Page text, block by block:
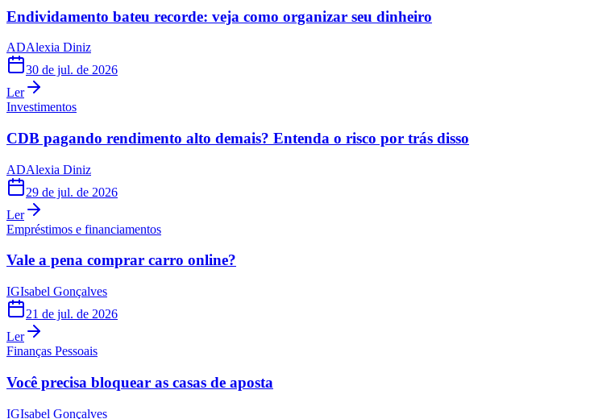
Endividamento bateu recorde: veja como organizar seu dinheiro
ADAlexia Diniz
30 de jul. de 2026
Ler
Investimentos
CDB pagando rendimento alto demais? Entenda o risco por trás disso
ADAlexia Diniz
29 de jul. de 2026
Ler
Empréstimos e financiamentos
Vale a pena comprar carro online?
IGIsabel Gonçalves
21 de jul. de 2026
Ler
Finanças Pessoais
Você precisa bloquear as casas de aposta
IGIsabel Gonçalves